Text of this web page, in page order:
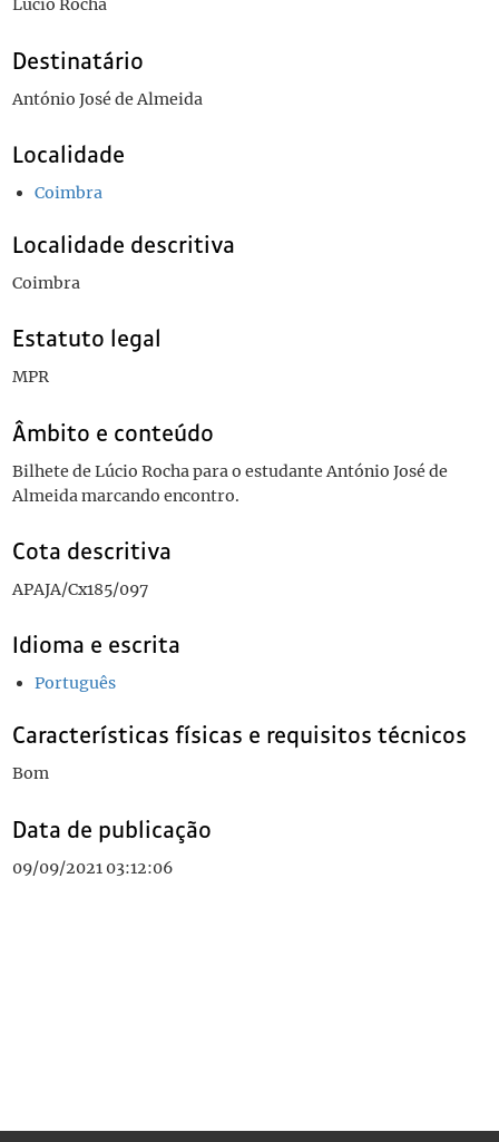
Lúcio Rocha
Destinatário
António José de Almeida
Localidade
Coimbra
Localidade descritiva
Coimbra
Estatuto legal
MPR
Âmbito e conteúdo
Bilhete de Lúcio Rocha para o estudante António José de
Almeida marcando encontro.
Cota descritiva
APAJA/Cx185/097
Idioma e escrita
Português
Características físicas e requisitos técnicos
Bom
Data de publicação
09/09/2021 03:12:06